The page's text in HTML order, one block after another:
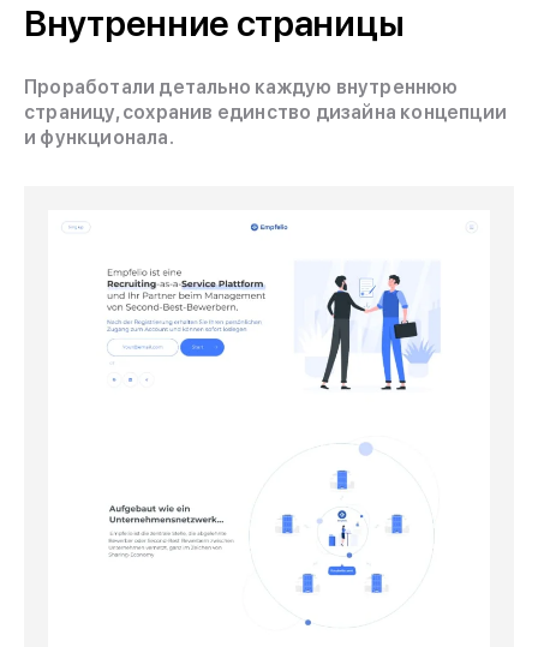
Внутренние страницы
Проработали детально каждую внутреннюю
страницу, сохранив единство дизайна концепции
и функционала.